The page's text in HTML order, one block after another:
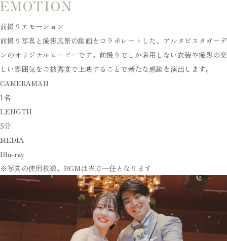
EMOTION
前撮りエモーション
前撮り写真と撮影風景の動画をコラボレートした、アルタビスタガーデ
ンのオリジナルムービーです。前撮りでしか着用しない衣装や撮影の楽
しい雰囲気をご披露宴で上映することで新たな感動を演出します。
CAMERAMAN
1名
LENGTH
5分
MEDIA
Blu-ray
※写真の使用枚数、BGMは当方一任となります